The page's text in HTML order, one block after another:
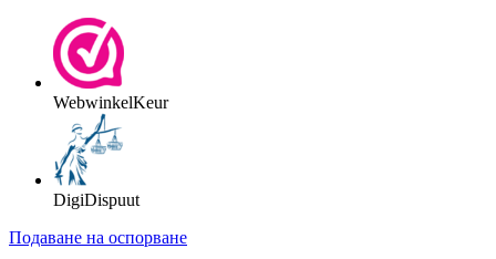
WebwinkelKeur
DigiDispuut
Подаване на оспорване